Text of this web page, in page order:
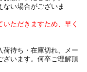
ない場合がございま
ただきますため、早く
荷待ち・在庫切れ、メー
ざいます。何卒ご理解頂